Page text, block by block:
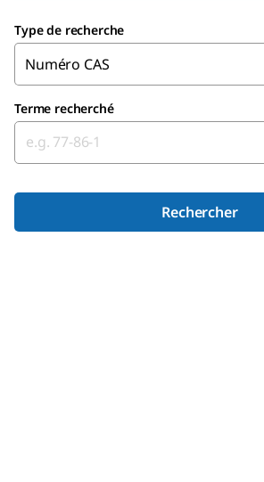
Type de recherche
Terme recherché
Rechercher